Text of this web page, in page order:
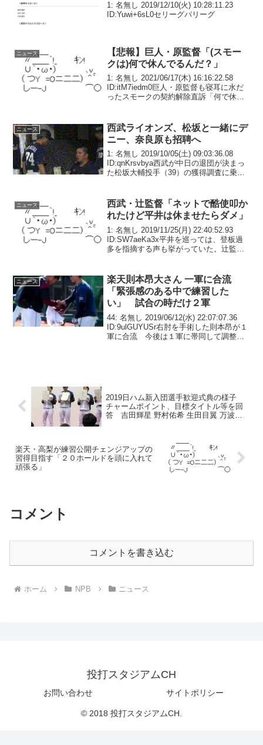
1: 名無し 2019/12/10(火) 10:28:11.23
ID:Yuwi+6sL0セリーグパリーグ
ニュース
【悲報】巨人・原監督「(スモー
クは)何で休んでるんだ？」
1: 名無し 2021/06/17(木) 16:16:22.58
ID:itM7iedm0巨人・原監督も寝耳に水だ
ったスモークの契約解除直訴「何で休ん
国することについて...
ニュース
西武ライオンズ、松坂と一緒にデ
ニー、奈良原も招聘へ
1: 名無し 2019/10/05(土) 09:03:36.08
ID:qnKrsvbya西武が中日の退団が決まっ
た松坂大輔投手（39）の獲得調査に乗り
日退団の理由...
ニュース
西武・辻監督「ネットで酷使叩か
れたけど平井は休ませたらダメ」
1: 名無し 2019/11/25(月) 22:40:52.93
ID:SW7aeKa3x平井を巡っては、登板過
多を指摘する声も挙がっていた。辻監督
ませた方がいい』と言...
ニュース
楽天則本昂大さん 一軍に合流
「緊張感のある中で練習した
い」 試合の時だけ２軍
44: 名無し 2019/06/12(水) 22:07:07.36
ID:9ulGUYUSr右肘を手術した則本昂が１
軍に合流 今後は１軍に帯同して調整へ
2019日ハム新入団選手歓迎式典の様子
チャームポイント、目標タイトル等を回
答 吉田輝星 野村佑希 生田目翼 万波中
楽天・高梨が練習公開チェンジアップの
習得目指す「２０ホールドを頭に入れて
頑張る」
コメント
コメントを書き込む
ホーム NPB ニュース
投打スタジアムCH
お問い合わせ サイトポリシー
© 2018 投打スタジアムCH.